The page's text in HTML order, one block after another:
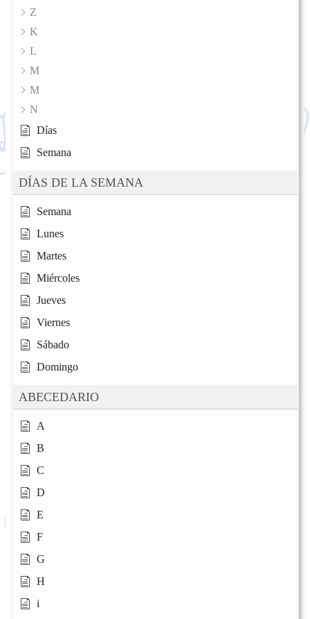
Z
K
L
M
M
N
Días
Semana
DÍAS DE LA SEMANA
Semana
Lunes
Martes
Miércoles
Jueves
Viernes
Sábado
Domingo
ABECEDARIO
A
B
C
D
E
F
G
H
i